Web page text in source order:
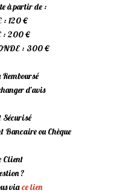
à partir de :
: 120 €
: 200 €
: 300 €
d’avis
Sécurisé
Bancaire ou Chèque
Client
?
viace lien